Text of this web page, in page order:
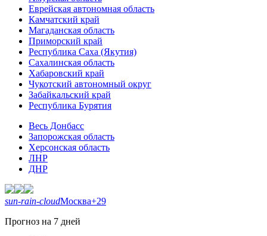
Еврейская автономная область
Камчатский край
Магаданская область
Приморский край
Республика Саха (Якутия)
Сахалинская область
Хабаровский край
Чукотский автономный округ
Забайкальский край
Республика Бурятия
Весь Донбасс
Запорожская область
Херсонская область
ЛНР
ДНР
sun-rain-cloudМосква+29
Прогноз на 7 дней